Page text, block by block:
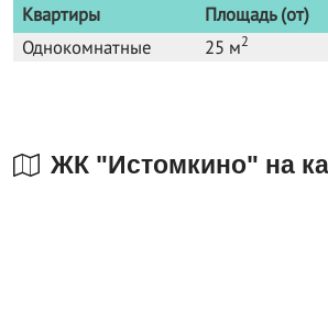
Квартиры Площадь (от)
Однокомнатные
25 м2
ЖК "Истомкино" на